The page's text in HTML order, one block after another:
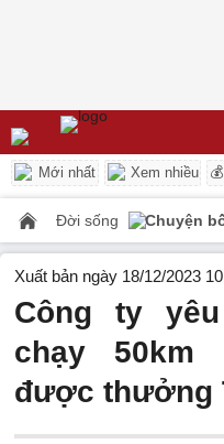
Mới nhất Xem nhiều
Đời sống Chuyện
Xuất bản ngày 18/12/2023
Công ty
chạy 50km
được thưởng